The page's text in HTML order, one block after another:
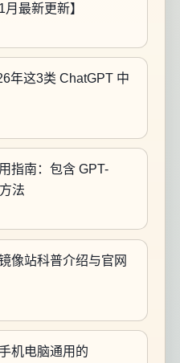
最新更新】
年这3类 ChatGPT 中
指南：包含 GPT-
法
像站科普介绍与官网
机电脑通用的